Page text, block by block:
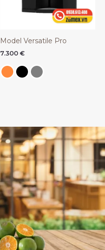
Model Versatile Pro
7.300 €